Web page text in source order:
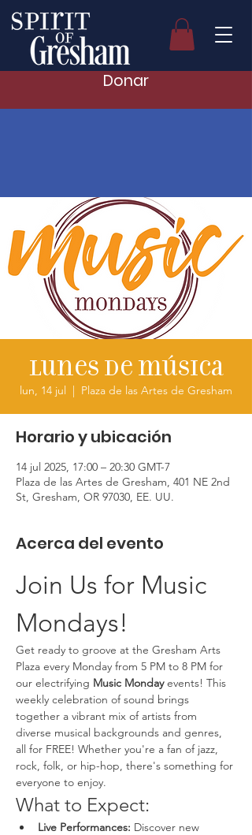
Donar
Lunes de música
lun, 14 jul
  |
Plaza de las Artes de Gresham
Horario y ubicación
14 jul 2025, 17:00 – 20:30 GMT-7
Plaza de las Artes de Gresham, 401 NE 2nd
St, Gresham, OR 97030, EE. UU.
Acerca del evento
Join Us for Music
Mondays!
Get ready to groove at the Gresham Arts
Plaza every Monday from 5 PM to 8 PM for
our electrifying Music Monday events! This
weekly celebration of sound brings
together a vibrant mix of artists from
diverse musical backgrounds and genres,
all for FREE! Whether you're a fan of jazz,
rock, folk, or hip-hop, there's something for
everyone to enjoy.
What to Expect:
Live Performances: Discover new